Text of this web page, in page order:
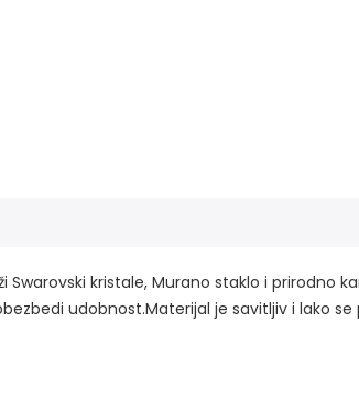
Swarovski kristale, Murano staklo i prirodno
udobnost.Materijal je savitljiv i lako